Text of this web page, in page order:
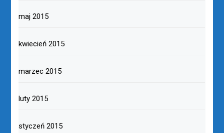
maj 2015
kwiecień 2015
marzec 2015
luty 2015
styczeń 2015